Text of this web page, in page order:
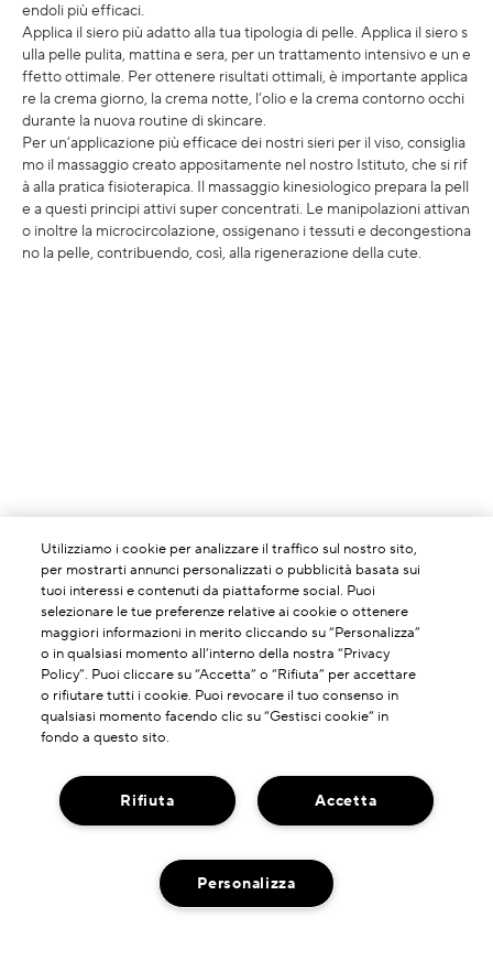
endoli più efficaci.
Applica il siero più adatto alla tua tipologia di pelle. Applica il siero s
ulla pelle pulita, mattina e sera, per un trattamento intensivo e un e
ffetto ottimale. Per ottenere risultati ottimali, è importante applica
re la crema giorno, la crema notte, l’olio e la crema contorno occhi
durante la nuova routine di skincare.
Per un’applicazione più efficace dei nostri sieri per il viso, consiglia
mo il massaggio creato appositamente nel nostro Istituto, che si rif
à alla pratica fisioterapica. Il massaggio kinesiologico prepara la pell
e a questi principi attivi super concentrati. Le manipolazioni attivan
o inoltre la microcircolazione, ossigenano i tessuti e decongestiona
no la pelle, contribuendo, così, alla rigenerazione della cute.
INFORMAZIONI SU DI NOI
Potere Della Formulazione
HAI BISOGNO DI ASSISTENZA?
Contatta il Produttore
Utilizziamo i cookie per analizzare il traffico sul nostro sito,
per mostrarti annunci personalizzati o pubblicità basata sui
tuoi interessi e contenuti da piattaforme social. Puoi
selezionare le tue preferenze relative ai cookie o ottenere
maggiori informazioni in merito cliccando su “Personalizza”
o in qualsiasi momento all’interno della nostra “Privacy
Policy”. Puoi cliccare su “Accetta” o “Rifiuta” per accettare
o rifiutare tutti i cookie. Puoi revocare il tuo consenso in
qualsiasi momento facendo clic su “Gestisci cookie” in
fondo a questo sito.
Accetta
Rifiuta
Personalizza